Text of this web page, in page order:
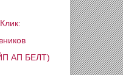
АП БЕЛТ)